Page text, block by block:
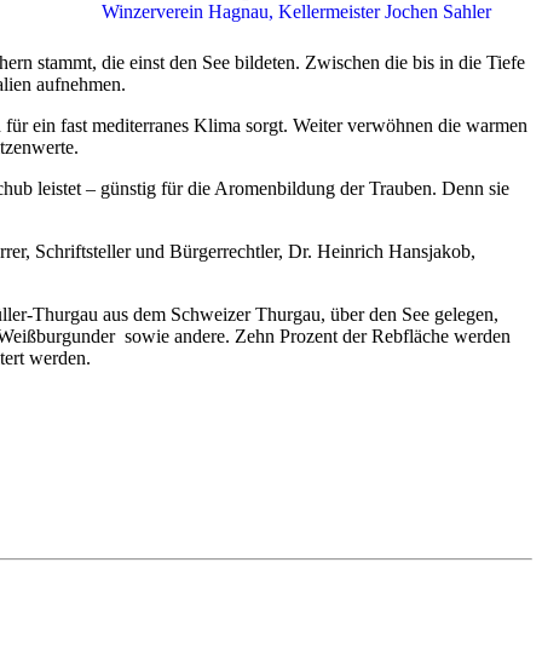
Winzerverein Hagnau, Kellermeister Jochen Sahler
stammt, die einst den See bildeten. Zwischen die bis in die Tiefe
aufnehmen.
ein fast mediterranes Klima sorgt. Weiter verwöhnen die warmen
leistet – günstig für die Aromenbildung der Trauben. Denn sie
Schriftsteller und Bürgerrechtler, Dr. Heinrich Hansjakob,
Thurgau aus dem Schweizer Thurgau, über den See gelegen,
sowie andere. Zehn Prozent der Rebfläche werden
werden.